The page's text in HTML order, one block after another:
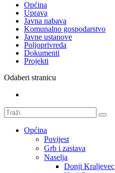
Općina
Uprava
Javna nabava
Komunalno gospodarstvo
Javne ustanove
Poljoprivreda
Dokumenti
Projekti
Odaberi stranicu
Općina
Povijest
Grb i zastava
Naselja
Donji Kraljevec